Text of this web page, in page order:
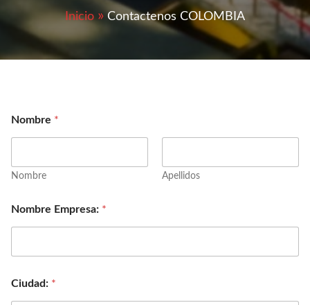
Inicio Contactenos COLOMBIA
Nombre *
Nombre Apellidos
Nombre Empresa: *
Ciudad: *